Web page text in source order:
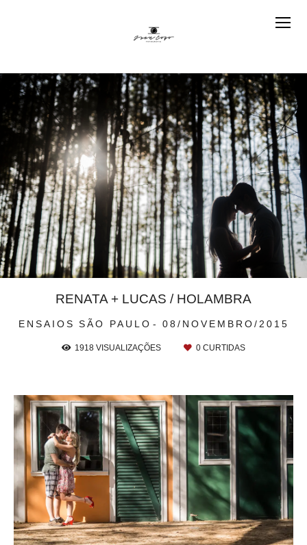
ENSAIOS SÃO PAULO 08/NOVEMBRO/2015
RENATA + LUCAS / HOLAMBRA
1918 VISUALIZAÇÕES 0 CURTIDAS